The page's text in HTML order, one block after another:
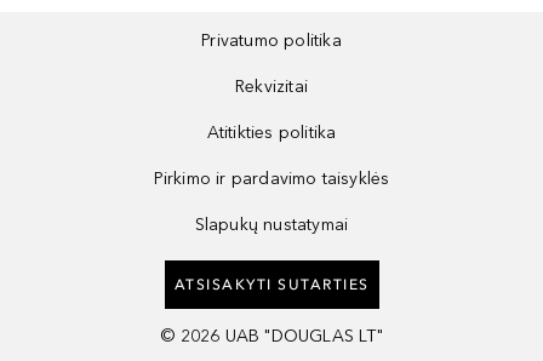
Privatumo politika
Rekvizitai
Atitikties politika
Pirkimo ir pardavimo taisyklės
Slapukų nustatymai
ATSISAKYTI SUTARTIES
© 2026 UAB "DOUGLAS LT"